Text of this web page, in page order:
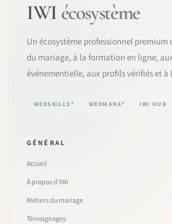
IWI écosystème
Un écosystème professionnel premium
du mariage, à la formation en ligne,
événementielle, aux profils vérifiés et
WEDSKILLS® WEDMANA® IWI HUB
GÉNÉRAL
Accueil
À propos d’IWI
Métiers du mariage
Témoignages